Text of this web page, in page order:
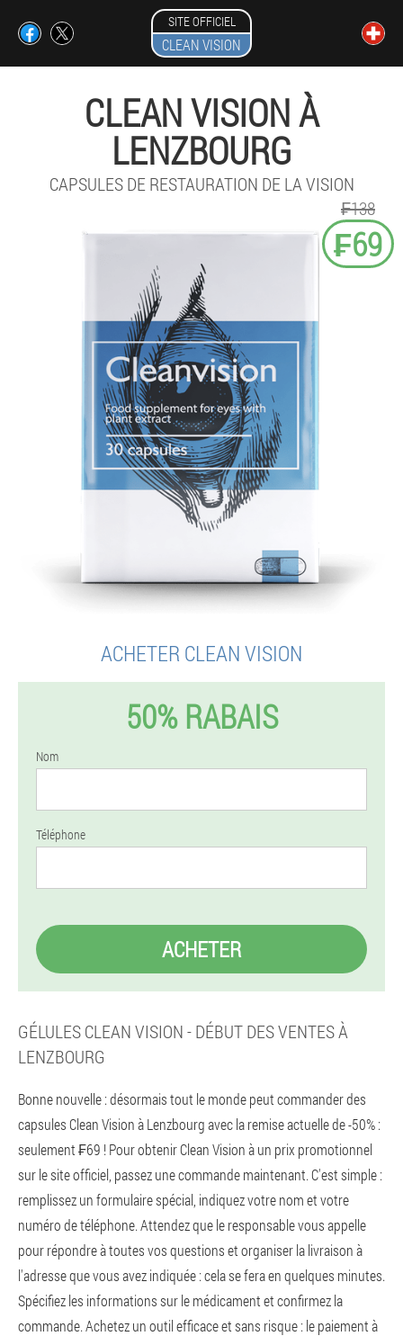
SITE OFFICIEL
CLEAN VISION
CLEAN VISION À
LENZBOURG
CAPSULES DE RESTAURATION DE LA VISION
₣138
₣69
ACHETER CLEAN VISION
50% RABAIS
Nom
Téléphone
ACHETER
GÉLULES CLEAN VISION - DÉBUT DES VENTES À
LENZBOURG
Bonne nouvelle : désormais tout le monde peut commander des
capsules Clean Vision à Lenzbourg avec la remise actuelle de -50% :
seulement ₣69 ! Pour obtenir Clean Vision à un prix promotionnel
sur le site officiel, passez une commande maintenant. C'est simple :
remplissez un formulaire spécial, indiquez votre nom et votre
numéro de téléphone. Attendez que le responsable vous appelle
pour répondre à toutes vos questions et organiser la livraison à
l'adresse que vous avez indiquée : cela se fera en quelques minutes.
Spécifiez les informations sur le médicament et confirmez la
commande. Achetez un outil efficace et sans risque : le paiement à